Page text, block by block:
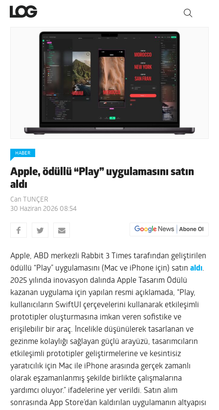
HABER
Apple, ödüllü “Play” uygulamasını satın
aldı
Can TUNÇER
30 Haziran 2026 08:54
Apple, ABD merkezli Rabbit 3 Times tarafından geliştirilen
ödüllü “Play” uygulamasını (Mac ve iPhone için) satınaldı.
2025 yılında inovasyon dalında Apple Tasarım Ödülü
kazanan uygulama için yapılan resmi açıklamada, “Play,
kullanıcıların SwiftUI çerçevelerini kullanarak etkileşimli
prototipler oluşturmasına imkan veren sofistike ve
erişilebilir bir araç. İncelikle düşünülerek tasarlanan ve
gezinme kolaylığı sağlayan güçlü arayüzü, tasarımcıların
etkileşimli prototipler geliştirmelerine ve kesintisiz
yaratıcılık için Mac ile iPhone arasında gerçek zamanlı
olarak eşzamanlanmış şekilde birlikte çalışmalarına
yardımcı oluyor.” ifadelerine yer verildi. Satın alım
sonrasında App Store’dan kaldırılan uygulamanın altyapısı